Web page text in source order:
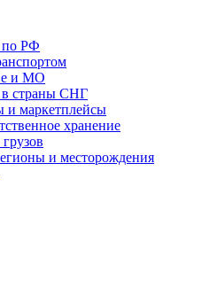
по РФ
и МО
в страны СНГ
и маркетплейсы
хранение
и месторождения